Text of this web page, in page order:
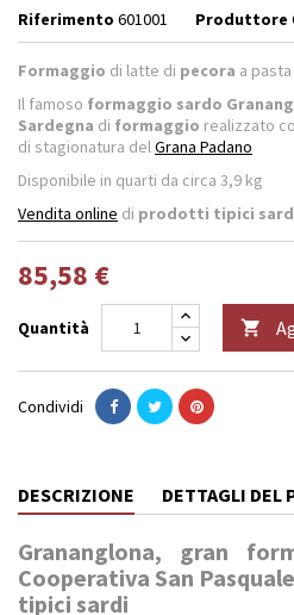
Riferimento 601001 Produttore
Formaggio di latte di pecora a
Il famoso formaggio sardo
Sardegna di formaggio realizzato
di stagionatura delGrana Padano
Disponibile in quarti da circa 3,9 kg
Vendita online di prodotti tipici
85,58 €
Quantità 
Condividi
DESCRIZIONE DETTAGLI DEL
Grananglona, gran
Cooperativa San
tipici sardi